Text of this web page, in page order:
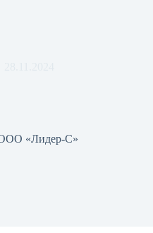
«Лидер-С»